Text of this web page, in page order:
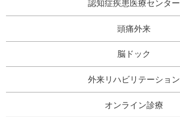
認知症疾患医療センター
頭痛外来
脳ドック
外来リハビリテーション
オンライン診療